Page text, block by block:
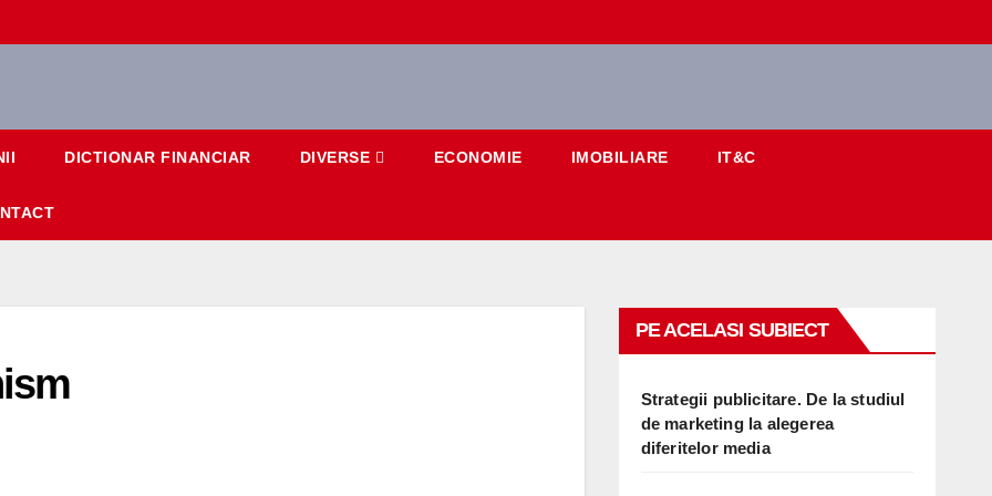
DICTIONAR FINANCIAR DIVERSE ECONOMIE IMOBILIARE IT&C
PE ACELASI SUBIECT
Strategii publicitare. De la studiul
de marketing la alegerea
diferitelor media